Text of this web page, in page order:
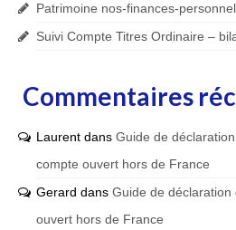
Patrimoine nos-finances-
Suivi Compte Titres Ordinaire –
Commentaires
Laurent dans Guide de
compte ouvert hors de France
Gerard dans Guide de déclaration
ouvert hors de France